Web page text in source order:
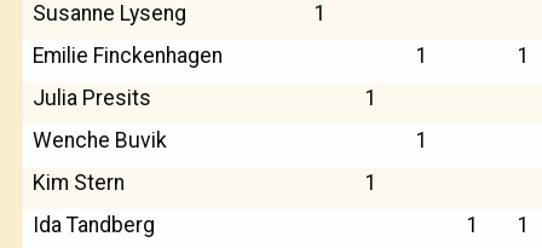
Susanne Lyseng
1
Emilie Finckenhagen
1
1
Julia Presits
1
Wenche Buvik
1
Kim Stern
1
Ida Tandberg
1
1